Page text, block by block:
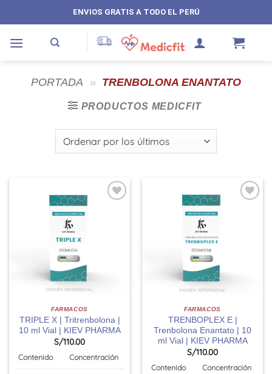
al
contenido
ENVIOS GRATIS A TODO EL PERÚ
PORTADA » TRENBOLONA ENANTATO
PRODUCTOS MEDICFIT
FARMACOS
TRIPLE X | Tritrenbolona |
10 ml Vial | KIEV PHARMA
S/110.00
Contenido Concentración
FARMACOS
TRENBOPLEX E |
Trenbolona Enantato | 10
ml Vial | KIEV PHARMA
S/110.00
Contenido Concentración